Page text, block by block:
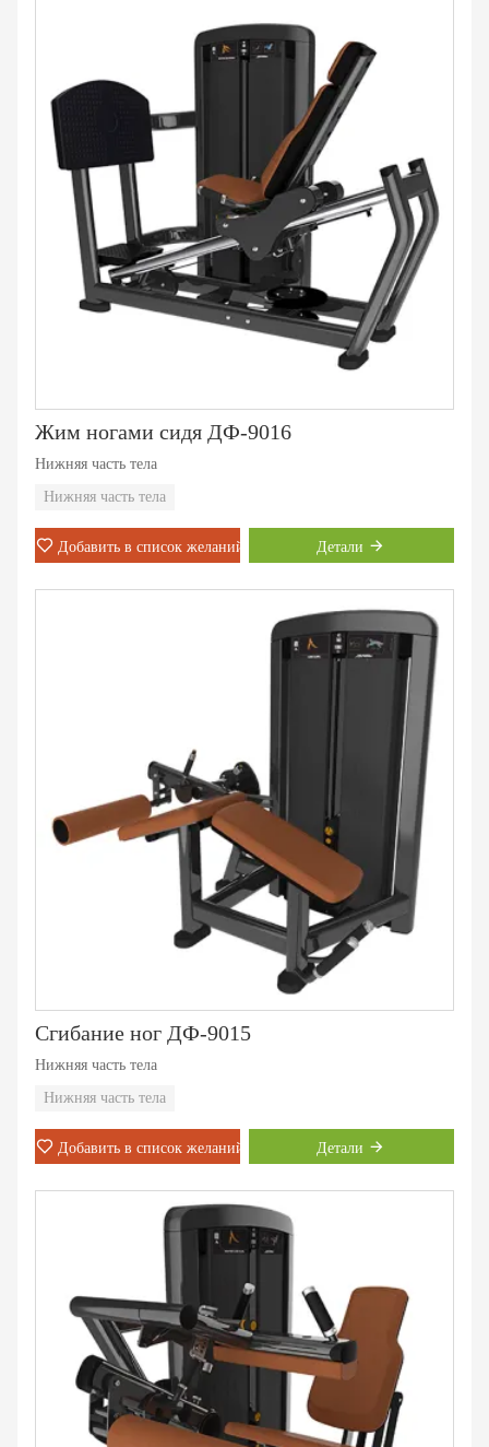
Жим ногами сидя ДФ-9016
Нижняя часть тела
Нижняя часть тела
Добавить в список желаний Детали
Сгибание ног ДФ-9015
Нижняя часть тела
Нижняя часть тела
Добавить в список желаний Детали